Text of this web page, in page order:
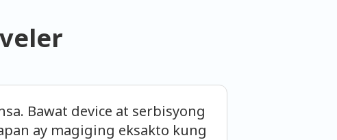
Bawat device at serbisyong
ay magiging eksakto kung